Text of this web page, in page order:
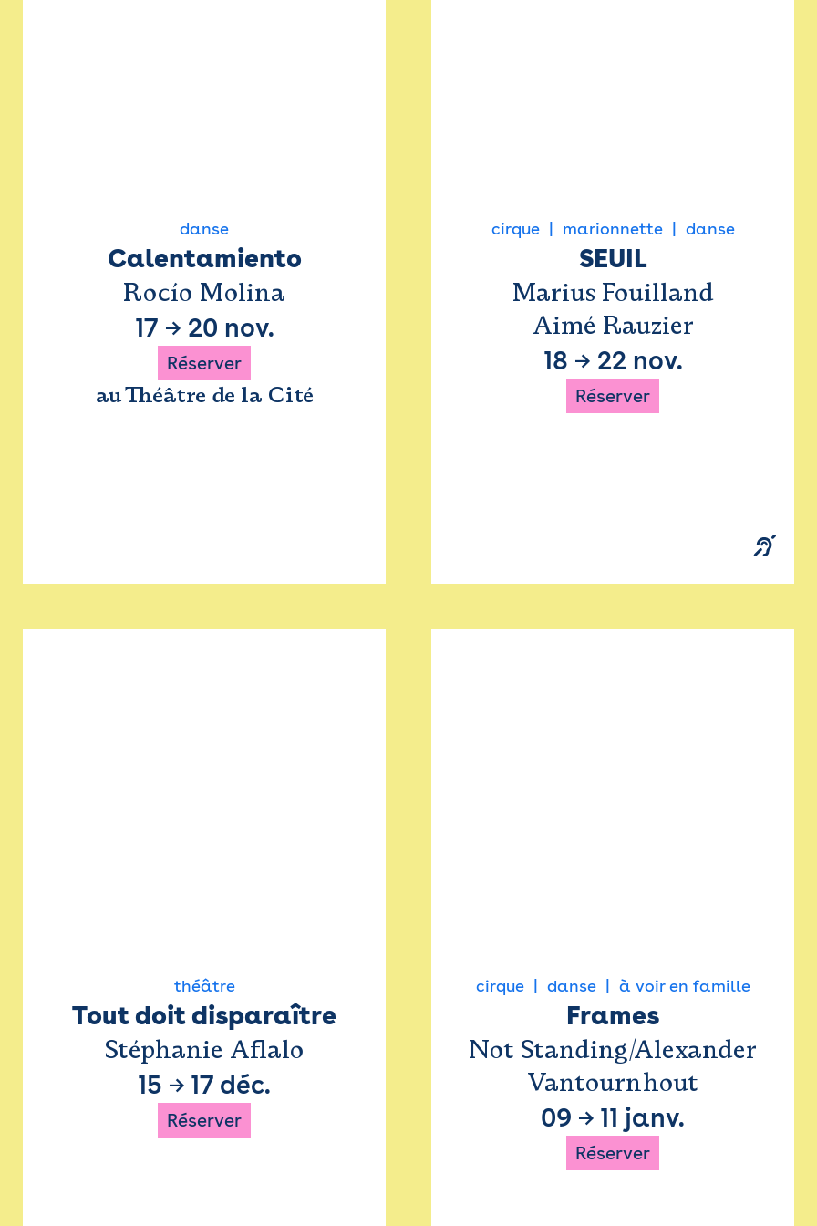
danse
Calentamiento
Rocío Molina
17 → 20 nov.
Réserver
au Théâtre de la Cité
cirque marionnette danse
SEUIL
Marius Fouilland
Aimé Rauzier
18 → 22 nov.
Réserver
théâtre
Tout doit disparaître
Stéphanie Aflalo
15 → 17 déc.
Réserver
cirque danse à voir en famille
Frames
Not Standing/Alexander
Vantournhout
09 → 11 janv.
Réserver